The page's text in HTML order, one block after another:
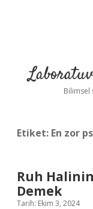
Bilimsel
Etiket: En zor
Ruh
Demek
Tarih: Ekim 3, 2024